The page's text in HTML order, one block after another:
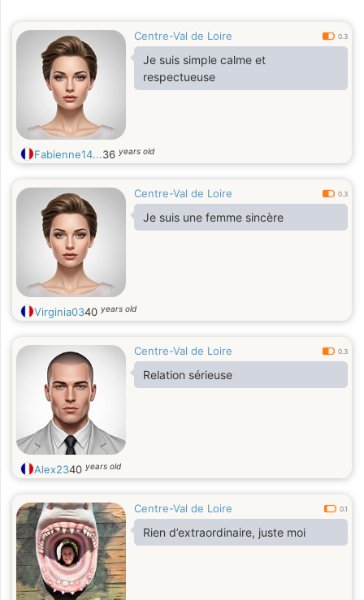
Centre-Val de Loire 0.3
Je suis simple calme et
respectueuse
Fabienne14...36 years old
Centre-Val de Loire 0.3
Je suis une femme sincère
Virginia0340 years old
Centre-Val de Loire 0.3
Relation sérieuse
Alex2340 years old
Centre-Val de Loire 0.1
Rien d’extraordinaire, juste moi